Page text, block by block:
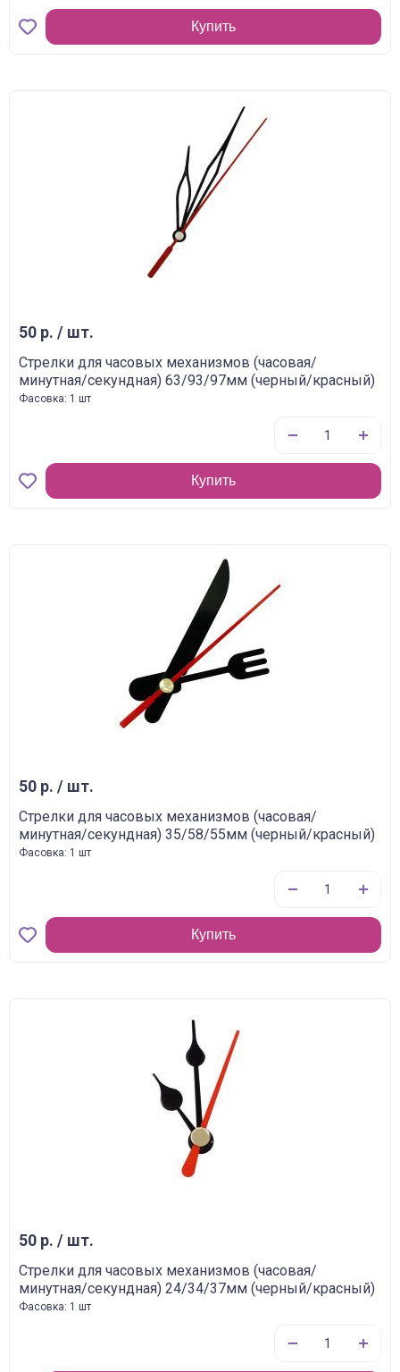
Купить
50 р. / шт.
Стрелки для часовых механизмов (часовая/
минутная/секундная) 63/93/97мм (черный/красный)
Фасовка: 1 шт
Купить
50 р. / шт.
Стрелки для часовых механизмов (часовая/
минутная/секундная) 35/58/55мм (черный/красный)
Фасовка: 1 шт
Купить
50 р. / шт.
Стрелки для часовых механизмов (часовая/
минутная/секундная) 24/34/37мм (черный/красный)
Фасовка: 1 шт